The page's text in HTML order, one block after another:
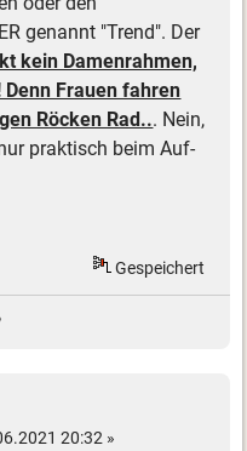
genannt "Trend". Der
kein Damenrahmen,
Frauen fahren
Röcken Rad... Nein,
praktisch beim Auf-
Gespeichert
20:32 »